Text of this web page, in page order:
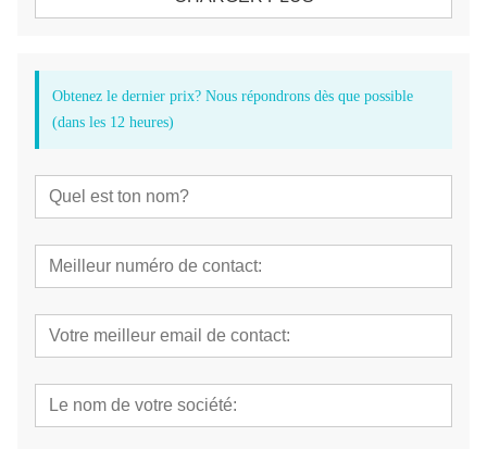
Obtenez le dernier prix? Nous répondrons dès que possible
(dans les 12 heures)